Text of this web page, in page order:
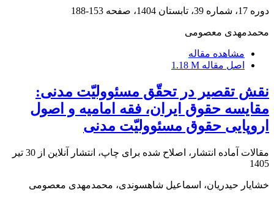
دوره 17، شماره 39، تابستان 1404، صفحه 153-188
محمدمهدی معصومی
مشاهده مقاله
اصل مقاله 1.18 M
نقش تقصیر در تحقّق مسئوولیّت مدنی:
مقایسه حقوق ایران، فقه امامیه و اصول
اروپایی حقوق مسئوولیّت مدنی
مقالات آماده انتشار، اصلاح شده برای چاپ، انتشار آنلاین از
30 تیر
1405
خشایار حیدریان، اسماعیل شاهسوندی، محمدمهدی معصومی